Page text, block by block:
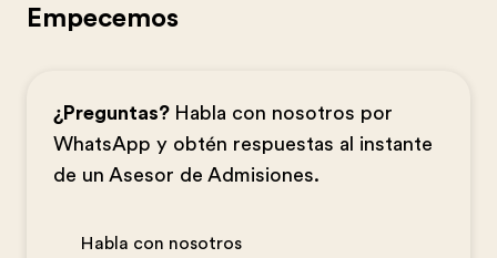
Empecemos
¿Preguntas? Habla con nosotros por
WhatsApp y obtén respuestas al instante
de un Asesor de Admisiones.
Habla con nosotros